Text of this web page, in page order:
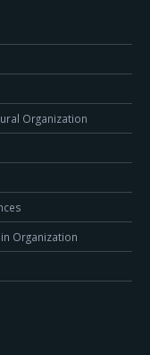
Organization
Organization